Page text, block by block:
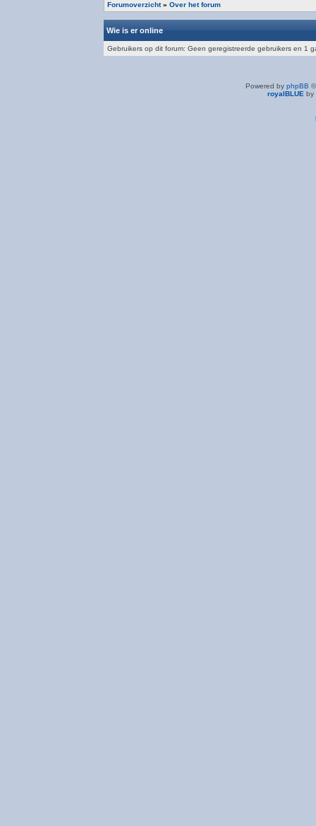
Forumoverzicht» Over het forum
Wie is er online
Gebruikers op dit forum: Geen geregistreerde gebruikers en 1
Powered by phpBB
royalBLUE by